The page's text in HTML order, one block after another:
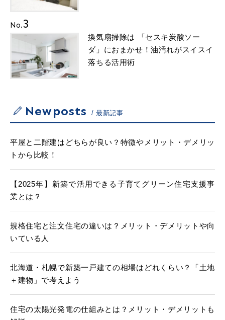
No.3
換気扇掃除は 「セスキ炭酸ソー
ダ」におまかせ！油汚れがスイスイ
落ちる活用術
Newposts 最新記事
平屋と二階建はどちらが良い？特徴やメリット・デメリッ
トから比較！
【2025年】新築で活用できる子育てグリーン住宅支援事
業とは？
規格住宅と注文住宅の違いは？メリット・デメリットや向
いている人
北海道・札幌で新築一戸建ての相場はどれくらい？「土地
＋建物」で考えよう
住宅の太陽光発電の仕組みとは？メリット・デメリットも